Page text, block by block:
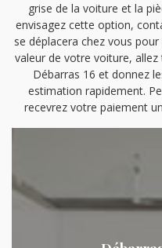
grise de la voiture et la
envisagez cette option,
se déplacera chez vous
valeur de votre voiture,
Débarras 16 et donnez
estimation rapidement.
recevrez votre paiement